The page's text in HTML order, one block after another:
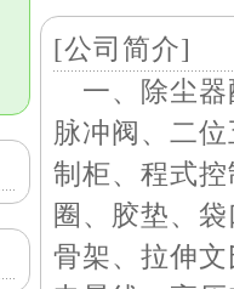
[公司简介]
一、除尘器
脉冲阀、二
制柜、程式
圈、胶垫、
骨架、拉伸